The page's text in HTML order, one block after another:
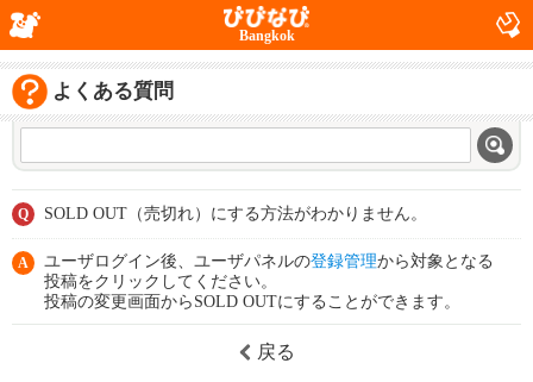
Bangkok
よくある質問
Q SOLD OUT（売切れ）にする方法がわかりません。
A ユーザログイン後、ユーザパネルの登録管理から対象となる
投稿をクリックしてください。
投稿の変更画面からSOLD OUTにすることができます。
戻る